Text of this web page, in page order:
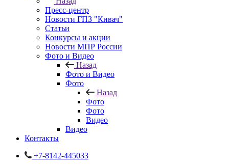
Пресс-центр
Новости ГПЗ "Кивач"
Статьи
Конкурсы и акции
Новости МПР России
Фото и Видео
Назад
Фото и Видео
Фото
Назад
Фото
Фото
Видео
Видео
Контакты
+7-8142-445033